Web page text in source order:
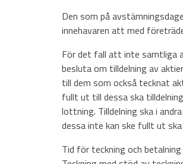
Den som på
innehavaren att med
För det fall att inte samtliga
besluta om tilldelning av
till dem som också tecknat
fullt ut till dessa ska
lottning. Tilldelning ska i
dessa inte kan ske fullt ut
Tid för teckning och betalning